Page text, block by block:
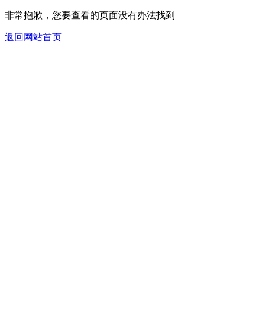
非常抱歉，您要查看的页面没有办法找到
返回网站首页